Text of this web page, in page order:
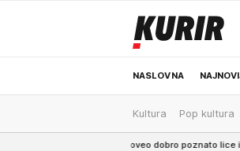
NASLOVNA
ODRŽIVA
Kultura Pop kultura
Liverpul doveo dobro poznato lice iz Barselone!